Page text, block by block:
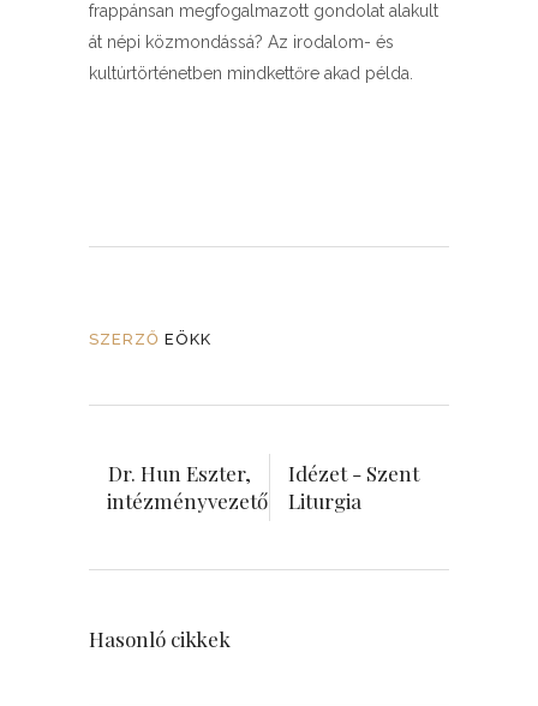
frappánsan megfogalmazott gondolat alakult
át népi közmondássá? Az irodalom- és
kultúrtörténetben mindkettőre akad példa.
SZERZŐ EÖKK
Dr. Hun Eszter,
intézményvezető
Idézet - Szent
Liturgia
Hasonló cikkek